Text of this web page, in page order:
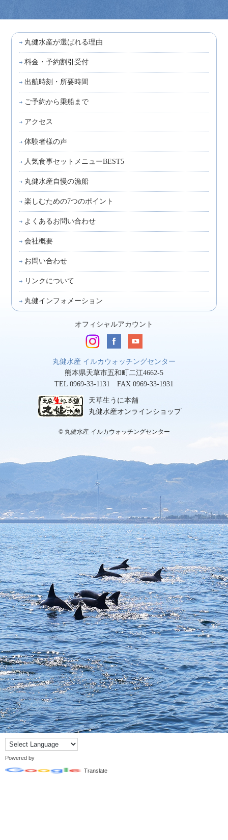
丸健水産が選ばれる理由
料金・予約割引受付
出航時刻・所要時間
ご予約から乗船まで
アクセス
体験者様の声
人気食事セットメニューBEST5
丸健水産自慢の漁船
楽しむための7つのポイント
よくあるお問い合わせ
会社概要
お問い合わせ
リンクについて
丸健インフォメーション
オフィシャルアカウント
丸健水産 イルカウォッチングセンター
熊本県天草市五和町二江4662-5
TEL 0969-33-1131 FAX 0969-33-1931
天草生うに本舗
丸健水産オンラインショップ
© 丸健水産 イルカウォッチングセンター
Powered by
Translate